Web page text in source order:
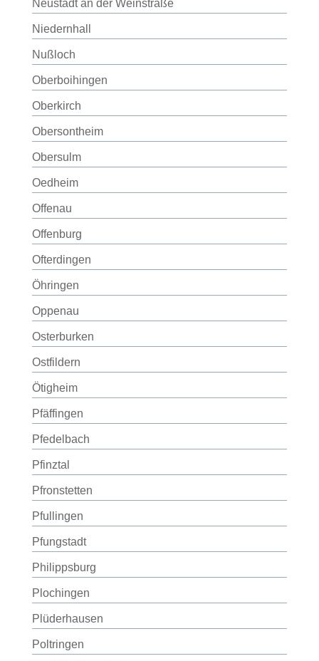
Neustadt an der Weinstraße
Niedernhall
Nußloch
Oberboihingen
Oberkirch
Obersontheim
Obersulm
Oedheim
Offenau
Offenburg
Ofterdingen
Öhringen
Oppenau
Osterburken
Ostfildern
Ötigheim
Pfäffingen
Pfedelbach
Pfinztal
Pfronstetten
Pfullingen
Pfungstadt
Philippsburg
Plochingen
Plüderhausen
Poltringen